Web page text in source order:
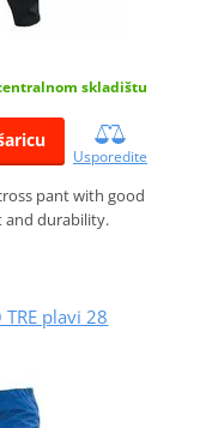
skladištu
Usporedite
pant with good
and durability.
TRE plavi 28